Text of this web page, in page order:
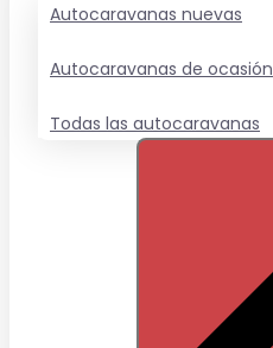
Autocaravanas nuevas
Autocaravanas de ocasión
Todas las autocaravanas